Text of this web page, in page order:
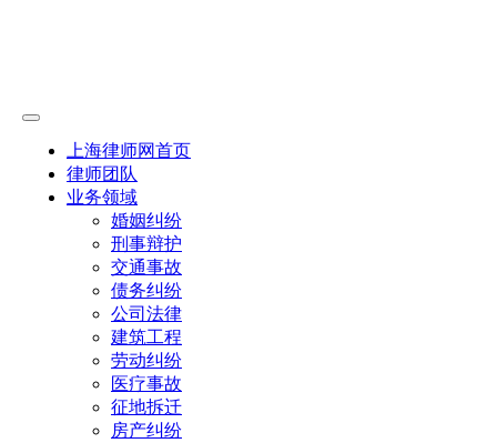
上海律师网首页
律师团队
业务领域
婚姻纠纷
刑事辩护
交通事故
债务纠纷
公司法律
建筑工程
劳动纠纷
医疗事故
征地拆迁
房产纠纷